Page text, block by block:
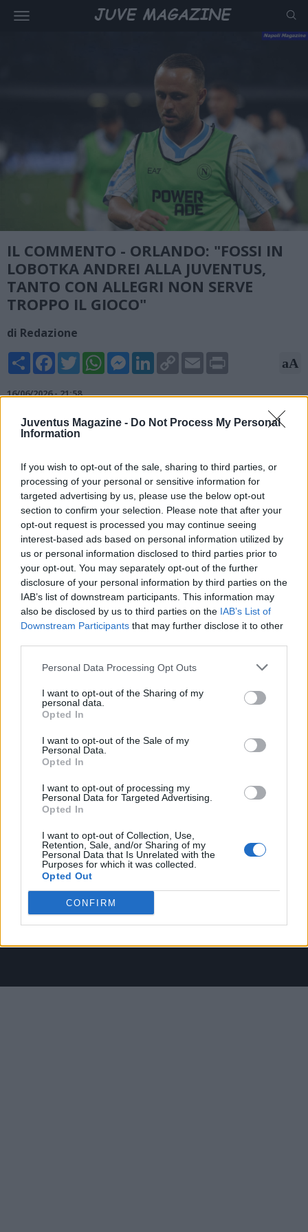
Juventus Magazine - Do Not Process My Personal
Information
If you wish to opt-out of the sale, sharing to third parties, or
processing of your personal or sensitive information for
targeted advertising by us, please use the below opt-out
section to confirm your selection. Please note that after your
opt-out request is processed you may continue seeing
interest-based ads based on personal information utilized by
us or personal information disclosed to third parties prior to
your opt-out. You may separately opt-out of the further
disclosure of your personal information by third parties on the
IAB’s list of downstream participants. This information may
also be disclosed by us to third parties on the IAB’s List of
Downstream Participants that may further disclose it to other
Personal Data Processing Opt Outs
I want to opt-out of the Sharing of my
personal data.
Opted In
I want to opt-out of the Sale of my
Personal Data.
Opted In
I want to opt-out of processing my
Personal Data for Targeted Advertising.
Opted In
I want to opt-out of Collection, Use,
Retention, Sale, and/or Sharing of my
Personal Data that Is Unrelated with the
Purposes for which it was collected.
Opted Out
CONFIRM
IL COMMENTO - ORLANDO: "FOSSI IN
LOBOTKA ANDREI ALLA JUVENTUS,
TANTO CON ALLEGRI NON SERVE
TROPPO IL GIOCO"
di Redazione
Share FacebookTwitterWhatsAppMessengerLinkedInCopy
Link
Email aA
16/06/2026 - 21:58
Massimo Orlando, ex centrocampista, ha parlato di Stanislav
Lobotka a "Maracanà", trasmissione in onda su
Andrei alla Juve, tanto con Allegri non serve troppo il gioco. Lo
so è una battuta cattiva, ma nella testa di Lobotka sia rimasto
l'anno di Spalletti. C'è un rapporto che, se lo chiama, va. E il
Napoli poi lo darebbe".
VAI ALLA VERSIONE CLASSICA
Alcune foto (screenshot) ed articoli presenti su "Juventus Magazine" sono in parte giunti
da internet, in quanto arrivati alla nostra attenzione attraverso regolari comunicati
stampa con immagini e testi allegati ed autorizzati alla pubblicazione, e quindi valutati
di pubblico dominio. Se i soggetti o gli autori avessero qualcosa in contrario alla
pubblicazione, non avranno che da segnalarlo alla redazione (indirizzo email:
redazione@napolimagazine.com
"Juventus Magazine" non è una testata giornalistica, ma un sito di informazione di
proprietà di Napoli Magazine, e non è in alcun modo collegato alla Juventus S.p.A., che
ne detiene tutti i marchi e diritti.